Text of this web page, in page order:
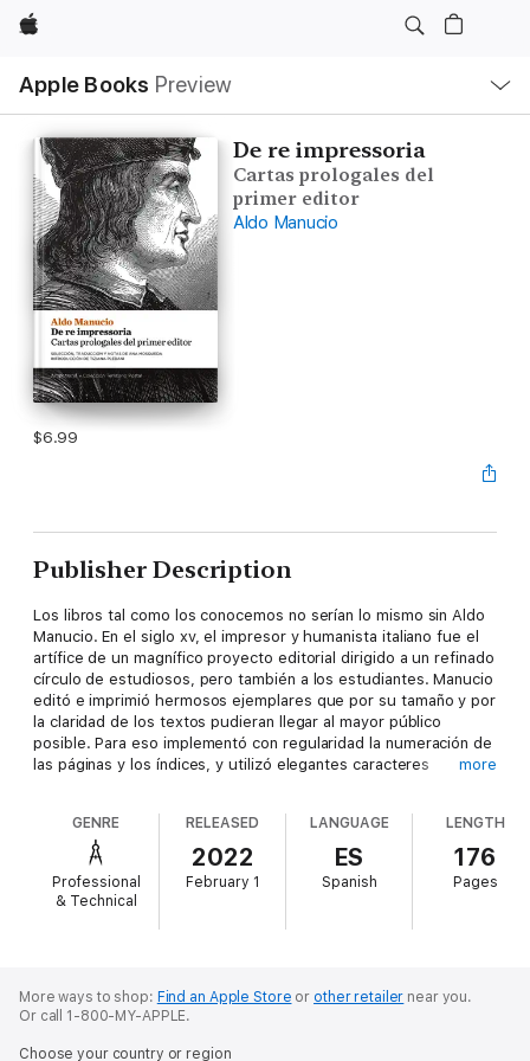
Apple
Apple Books Preview
Nav
Open
Menu
De re impressoria
Cartas prologales del
primer editor
Aldo Manucio
$6.99
Publisher Description
Los libros tal como los conocemos no serían lo mismo sin Aldo
Manucio. En el siglo xv, el impresor y humanista italiano fue el
artífice de un magnífico proyecto editorial dirigido a un refinado
círculo de estudiosos, pero también a los estudiantes. Manucio
editó e imprimió hermosos ejemplares que por su tamaño y por
la claridad de los textos pudieran llegar al mayor público
posible. Para eso implementó con regularidad la numeración de
las páginas y los índices, y utilizó elegantes caracteres
Virgilio, agregaba cartas dirigidas a sus lectores. Esta selección
de esas cartas prologales de Manucio, que inaugura la
colección Territorio Postal, puede ser leída como una única y
larga epístola, y funciona como manifiesto estético sobre el
more
GENRE
Professional
& Technical
RELEASED
2022
February 1
LANGUAGE
ES
Spanish
LENGTH
176
Pages
More ways to shop: Find an Apple Store or other retailer near you.
Or call 1-800-MY-APPLE.
Choose your country or region